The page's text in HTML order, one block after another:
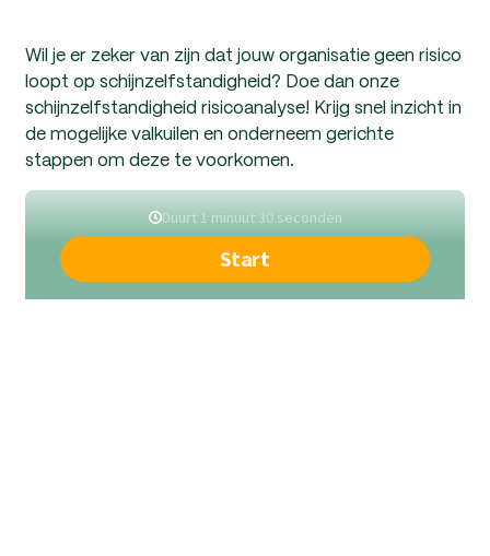
Wil je er zeker van zijn dat jouw organisatie geen risico
loopt op schijnzelfstandigheid? Doe dan onze
schijnzelfstandigheid risicoanalyse! Krijg snel inzicht in
de mogelijke valkuilen en onderneem gerichte
stappen om deze te voorkomen.